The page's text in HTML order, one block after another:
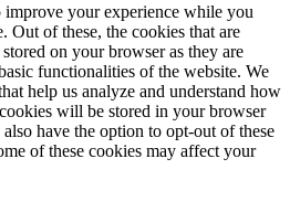
improve your experience while you
Out of these, the cookies that are
on your browser as they are
functionalities of the website. We
help us analyze and understand how
will be stored in your browser
have the option to opt-out of these
of these cookies may affect your